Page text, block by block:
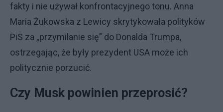
fakty i nie używał konfrontacyjnego tonu. Anna
Maria Żukowska z Lewicy skrytykowała polityków
PiS za „przymilanie się” do Donalda Trumpa,
ostrzegając, że były prezydent USA może ich
politycznie porzucić.
Czy Musk powinien przeprosić?